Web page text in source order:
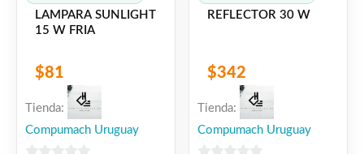
LAMPARA SUNLIGHT
15 W FRIA
$81
Tienda:
Compumach Uruguay
REFLECTOR 30 W
$342
Tienda:
Compumach Uruguay